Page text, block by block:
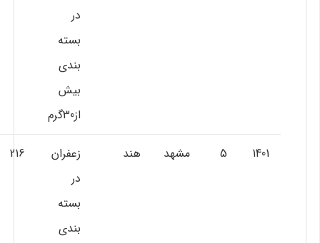
در
بسته
بندي
بيش
از30گرم
1401
5 مشهد هند
زعفران
در
بسته
بندي
216